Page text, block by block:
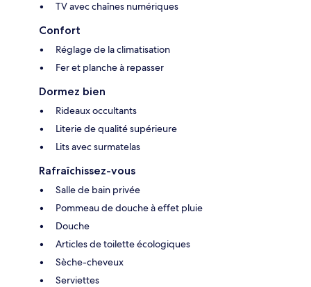
TV avec chaînes numériques
Confort
Réglage de la climatisation
Fer et planche à repasser
Dormez bien
Rideaux occultants
Literie de qualité supérieure
Lits avec surmatelas
Rafraîchissez-vous
Salle de bain privée
Pommeau de douche à effet pluie
Douche
Articles de toilette écologiques
Sèche-cheveux
Serviettes